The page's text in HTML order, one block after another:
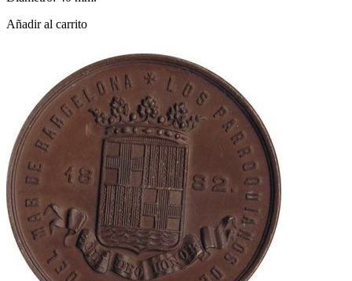
Añadir al carrito